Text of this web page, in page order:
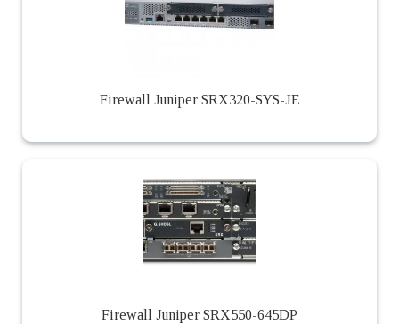
Firewall Juniper SRX320-SYS-JE
Firewall Juniper SRX550-645DP